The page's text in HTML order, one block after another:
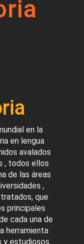
en la
en lengua
avalados
, todos ellos
de las áreas
,
que
principales
cada una de
herramienta
y estudiosos